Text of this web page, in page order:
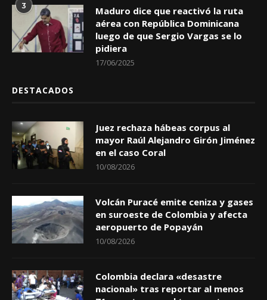
3
Maduro dice que reactivó la ruta
aérea con República Dominicana
luego de que Sergio Vargas se lo
pidiera
17/06/2025
DESTACADOS
Juez rechaza hábeas corpus al
mayor Raúl Alejandro Girón Jiménez
en el caso Coral
10/08/2026
Volcán Puracé emite ceniza y gases
en suroeste de Colombia y afecta
aeropuerto de Popayán
10/08/2026
Colombia declara «desastre
nacional» tras reportar al menos